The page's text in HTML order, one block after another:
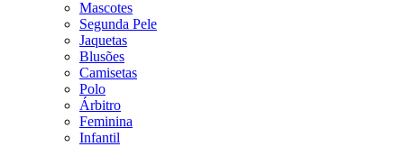
Mascotes
Segunda Pele
Jaquetas
Blusões
Camisetas
Polo
Árbitro
Feminina
Infantil